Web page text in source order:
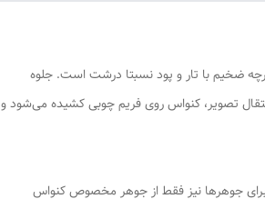
ضخیم با تار و پود نسبتا درشت است. جلوه
تصویر، کنواس روی فریم چوبی کشیده می‌شود و
در دستگاه اچ پی چاپ می‌شود. این فناوری دارای ماندگاری فوق بالا (بیش از ۱۰۰ سال) است. برای جوهرها نیز فقط از جوهر مخصوص کنواس